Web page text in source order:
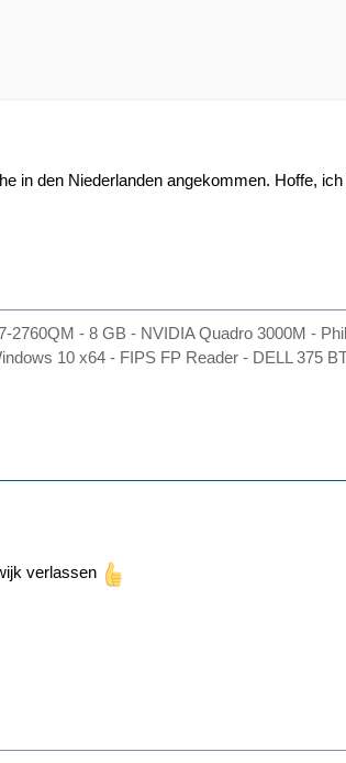
in den Niederlanden angekommen. Hoffe,
2760QM - 8 GB - NVIDIA Quadro 3000M -
10 x64 - FIPS FP Reader - DELL 375
verlassen